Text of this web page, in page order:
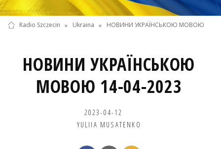
Radio Szczecin » Ukraina » НОВИНИ УКРАЇНСЬКОЮ МОВОЮ
НОВИНИ УКРАЇНСЬКОЮ
МОВОЮ 14-04-2023
2023-04-12
YULIIA MUSATENKO